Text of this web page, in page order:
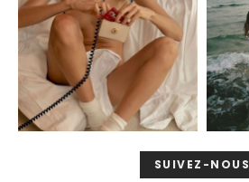
SUIVEZ-NOUS